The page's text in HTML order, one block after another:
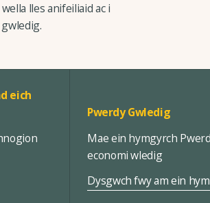
lles anifeiliaid ac i
eich
Pwerdy Gwledig
Mae ein hymgyrch
economi wledig
Dysgwch fwy am ein